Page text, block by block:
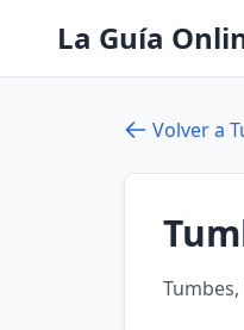
La Guía
Volver a